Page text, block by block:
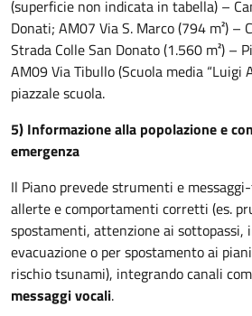
(superficie non indicata in tabella) –
Donati; AM07 Via S. Marco (794 m²) –
Strada Colle San Donato (1.560 m²) –
AM09 Via Tibullo (Scuola media “Luigi
piazzale scuola.
5) Informazione alla popolazione e
emergenza
Il Piano prevede strumenti e
allerte e comportamenti corretti (es.
spostamenti, attenzione ai sottopassi,
evacuazione o per spostamento ai
rischio tsunami), integrando canali
messaggi vocali.